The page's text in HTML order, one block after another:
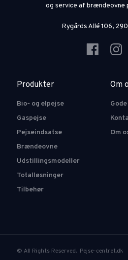
og service af brændeovne
Rygårds Allé 106,
Produkter
Bio- og elpejse
Gaspejse
Pejseindsatse
Brændeovne
Udstillingsmodeller
Totalløsninger
Tilbehør
Om
Om
© All Rights Reserved. Pejse-centret.dk